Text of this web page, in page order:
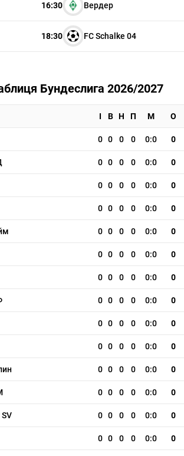
16:30 Вердер
18:30 FC Schalke 04
Бундеслига 2026/2027
І В Н П М О
0 0 0 0 0:0 0
0 0 0 0 0:0 0
0 0 0 0 0:0 0
0 0 0 0 0:0 0
0 0 0 0 0:0 0
0 0 0 0 0:0 0
0 0 0 0 0:0 0
0 0 0 0 0:0 0
0 0 0 0 0:0 0
0 0 0 0 0:0 0
0 0 0 0 0:0 0
0 0 0 0 0:0 0
0 0 0 0 0:0 0
0 0 0 0 0:0 0